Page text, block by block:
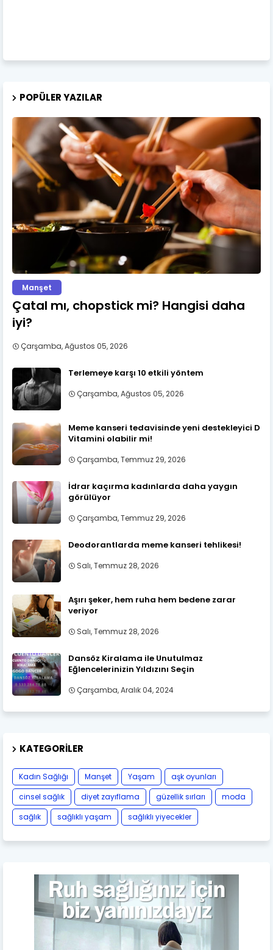
POPÜLER YAZILAR
Manşet
Çatal mı, chopstick mi? Hangisi daha
iyi?
Çarşamba, Ağustos 05, 2026
Terlemeye karşı 10 etkili yöntem
Çarşamba, Ağustos 05, 2026
Meme kanseri tedavisinde yeni destekleyici D
Vitamini olabilir mi!
Çarşamba, Temmuz 29, 2026
İdrar kaçırma kadınlarda daha yaygın
görülüyor
Çarşamba, Temmuz 29, 2026
Deodorantlarda meme kanseri tehlikesi!
Salı, Temmuz 28, 2026
Aşırı şeker, hem ruha hem bedene zarar
veriyor
Salı, Temmuz 28, 2026
Dansöz Kiralama ile Unutulmaz
Eğlencelerinizin Yıldızını Seçin
Çarşamba, Aralık 04, 2024
KATEGORILER
Kadın Sağlığı Manşet Yaşam
aşk oyunları
cinsel sağlık
diyet zayıflama güzellik sırları
moda
sağlık
sağlıklı yaşam sağlıklı yiyecekler